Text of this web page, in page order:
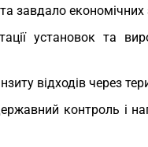
завдало економічних
установок та
відходів через
контроль і